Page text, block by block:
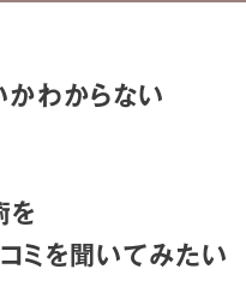
かわからない
を
ミを聞いてみたい